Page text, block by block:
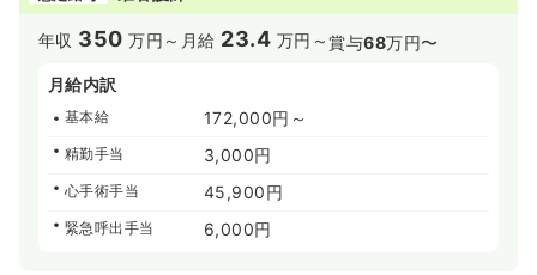
年収 350 万円～ 月給 23.4 万円～賞与68万円〜
月給内訳
基本給 172,000円～
精勤手当 3,000円
心手術手当 45,900円
緊急呼出手当 6,000円